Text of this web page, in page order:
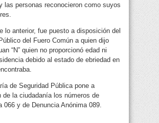
las personas reconocieron como suyos
lo anterior, fue puesto a disposición del
del Fuero Común a quien dijo
“N” quien no proporcionó edad ni
debido al estado de ebriedad en
de Seguridad Pública pone a
de la ciudadanía los números de
066 y de Denuncia Anónima 089.